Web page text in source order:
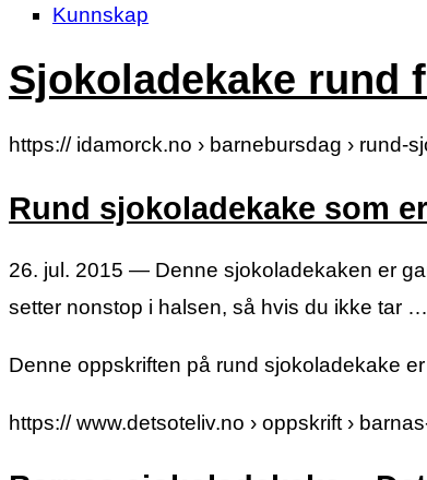
Kunnskap
Sjokoladekake rund
https:// idamorck.no › barnebursdag › rund-
Rund sjokoladekake som
26. jul. 2015 — Denne sjokoladekaken er
setter nonstop i halsen, så hvis du ikke tar …
Denne oppskriften på rund sjokoladekake
https:// www.detsoteliv.no › oppskrift ›